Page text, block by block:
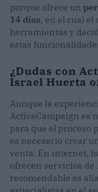
porque ofrece un
14 días, en el cual
herramientas y
estas
¿Dudas con
Israel Huerta
Aunque la
ActiveCampaign es
para que el proceso
es necesario crear
venta. En internet,
ofrecen servicios de
recomendable es